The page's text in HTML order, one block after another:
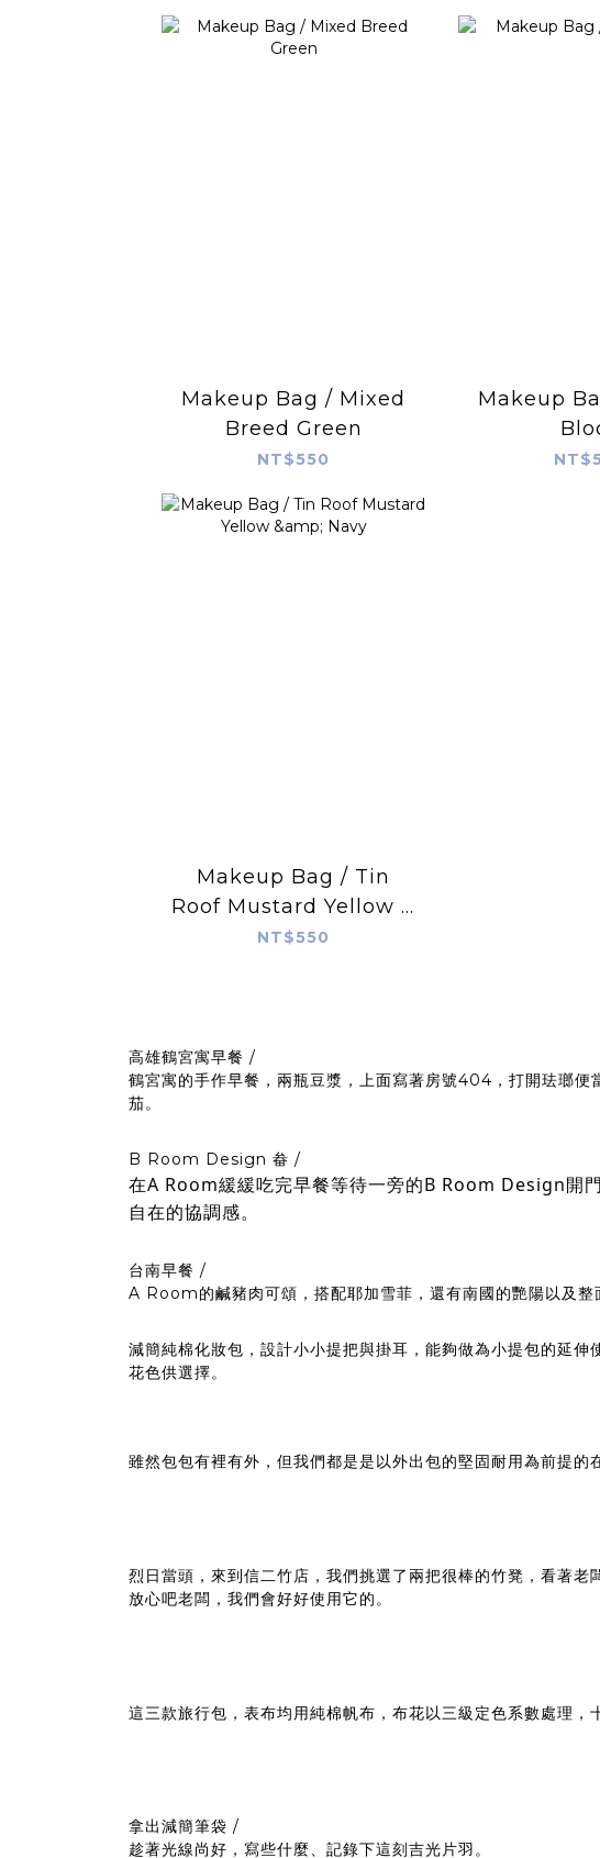
Makeup Bag / Mixed
Breed Green
NT$550
Makeup
Makeup Bag / Tin
Roof Mustard Yellow &
Navy
NT$550
高雄鶴宮寓早餐 /
鶴宮寓的手作早餐，兩瓶豆漿，上面寫著房號404，打開珐瑯
茄。
B Room Design 畚 /
在A Room緩緩吃完早餐等待一旁的B Room Design開
自在的協調感。
台南早餐 /
A Room的鹹豬肉可頌，搭配耶加雪菲，還有南國的艷陽以及整
減簡純棉化妝包，設計小小提把與掛耳，能夠做為小提包的延
花色供選擇。
雖然包包有裡有外，但我們都是是以外出包的堅固耐用為前提的
烈日當頭，來到信二竹店，我們挑選了兩把很棒的竹凳，看著老
放心吧老闆，我們會好好使用它的。
這三款旅行包，表布均用純棉帆布，布花以三級定色系數處理，
拿出減簡筆袋 /
趁著光線尚好，寫些什麼、記錄下這刻吉光片羽。